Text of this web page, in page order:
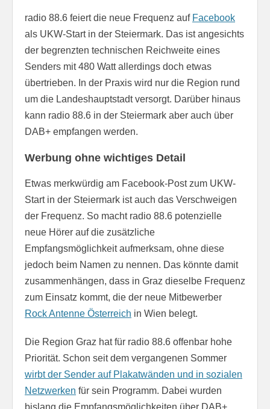
radio 88.6 feiert die neue Frequenz auf Facebook
als UKW-Start in der Steiermark. Das ist angesichts
der begrenzten technischen Reichweite eines
Senders mit 480 Watt allerdings doch etwas
übertrieben. In der Praxis wird nur die Region rund
um die Landeshauptstadt versorgt. Darüber hinaus
kann radio 88.6 in der Steiermark aber auch über
DAB+ empfangen werden.
Werbung ohne wichtiges Detail
Etwas merkwürdig am Facebook-Post zum UKW-
Start in der Steiermark ist auch das Verschweigen
der Frequenz. So macht radio 88.6 potenzielle
neue Hörer auf die zusätzliche
Empfangsmöglichkeit aufmerksam, ohne diese
jedoch beim Namen zu nennen. Das könnte damit
zusammenhängen, dass in Graz dieselbe Frequenz
zum Einsatz kommt, die der neue Mitbewerber
Rock Antenne Österreich in Wien belegt.
Die Region Graz hat für radio 88.6 offenbar hohe
Priorität. Schon seit dem vergangenen Sommer
wirbt der Sender auf Plakatwänden und in sozialen
Netzwerken für sein Programm. Dabei wurden
bislang die Empfangsmöglichkeiten über DAB+